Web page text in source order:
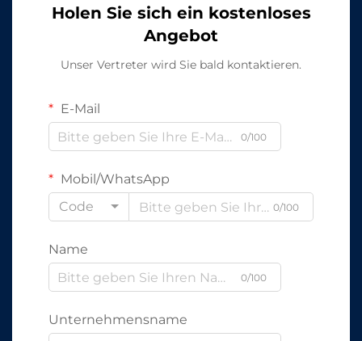
Holen Sie sich ein kostenloses
Angebot
Unser Vertreter wird Sie bald kontaktieren.
E-Mail
0/100
Mobil/WhatsApp
Code
0/100
Name
0/100
Unternehmensname